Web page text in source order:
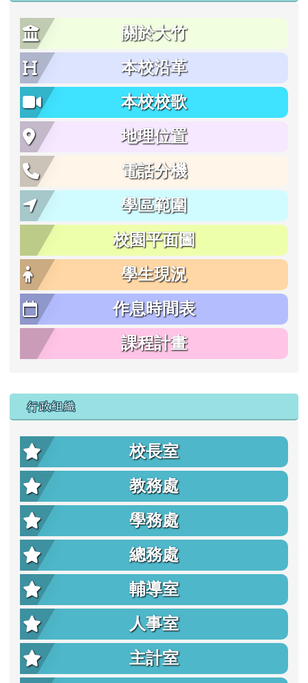
關於大竹
本校沿革
本校校歌
地理位置
電話分機
學區範圍
校園平面圖
學生現況
作息時間表
課程計畫
行政組織
校長室
教務處
學務處
總務處
輔導室
人事室
主計室